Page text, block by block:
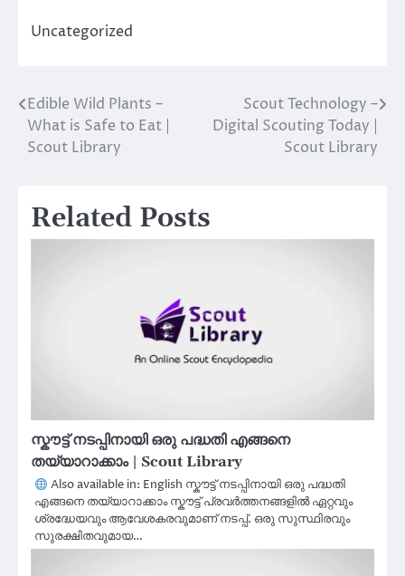
Uncategorized
Post
navigation
Edible Wild Plants –
What is Safe to Eat |
Scout Library
Scout Technology –
Digital Scouting Today |
Scout Library
Related Posts
സ്കൗട്ട് നടപ്പിനായി ഒരു പദ്ധതി എങ്ങനെ
തയ്യാറാക്കാം | Scout Library
Also available in: English സ്കൗട്ട് നടപ്പിനായി ഒരു പദ്ധതി
എങ്ങനെ തയ്യാറാക്കാം സ്കൗട്ട് പ്രവർത്തനങ്ങളിൽ ഏറ്റവും
ശ്രദ്ധേയവും ആവേശകരവുമാണ് നടപ്പ്. ഒരു സുസ്ഥിരവും
സുരക്ഷിതവുമായ…